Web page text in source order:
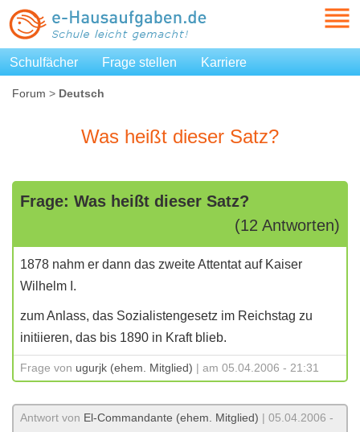
Schulfächer Frage stellen Karriere
Forum > Deutsch
Was heißt dieser Satz?
Frage: Was heißt dieser Satz?
(12 Antworten)
1878 nahm er dann das zweite Attentat auf Kaiser
Wilhelm I.
zum Anlass, das Sozialistengesetz im Reichstag zu
initiieren, das bis 1890 in Kraft blieb.
Frage von ugurjk (ehem. Mitglied) | am 05.04.2006 - 21:31
Antwort von El-Commandante (ehem. Mitglied) | 05.04.2006 -